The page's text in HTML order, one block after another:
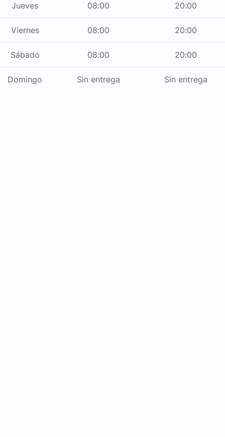
Jueves 08:00 20:00
Viernes 08:00 20:00
Sábado 08:00 20:00
Domingo Sin entrega Sin entrega